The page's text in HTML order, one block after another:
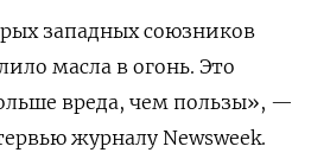
западных союзников
масла в огонь. Это
вреда, чем пользы», —
журналу Newsweek.